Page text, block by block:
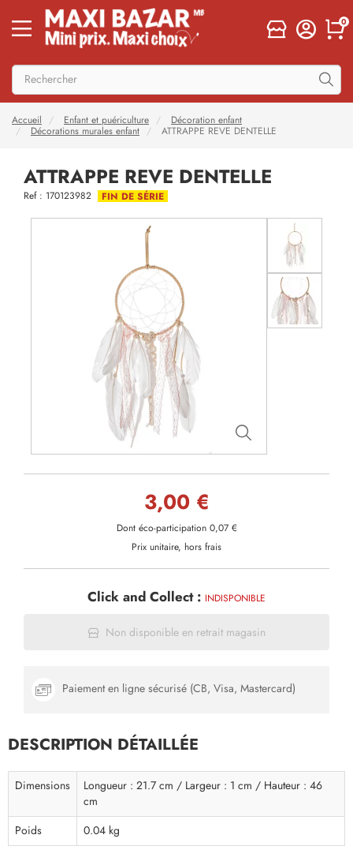
0
Accueil Enfant et puériculture
Décoration enfant
Décorations murales enfant
ATTRAPPE REVE DENTELLE
ATTRAPPE REVE DENTELLE
Ref : 170123982 FIN DE SÉRIE
3,00 €
Dont éco-participation 0,07 €
Prix unitaire, hors frais
Click and Collect : INDISPONIBLE
Non disponible en retrait magasin
Paiement en ligne sécurisé (CB, Visa, Mastercard)
DESCRIPTION DÉTAILLÉE
Dimensions
Longueur : 21.7 cm / Largeur : 1 cm / Hauteur : 46
cm
Poids
0.04 kg